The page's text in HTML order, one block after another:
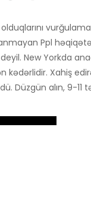
Ppl
New Yorkda
kədərlidir. Xahiş
Düzgün alın, 9-11